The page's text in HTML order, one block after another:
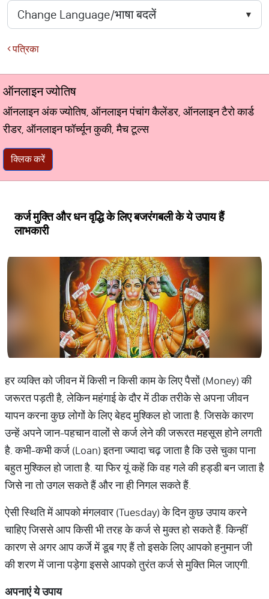
पत्रिका
ऑनलाइन ज्योतिष
ऑनलाइन अंक ज्योतिष, ऑनलाइन पंचांग कैलेंडर, ऑनलाइन टैरो कार्ड
रीडर, ऑनलाइन फॉर्च्यून कुकी, मैच टूल्स
क्लिक करें
कर्ज मुक्ति और धन वृद्धि के लिए बजरंगबली के ये उपाय हैं
लाभकारी
हर व्यक्ति को जीवन में किसी न किसी काम के लिए पैसों (Money) की
जरूरत पड़ती है, लेकिन महंगाई के दौर में ठीक तरीके से अपना जीवन
यापन करना कुछ लोगों के लिए बेहद मुश्किल हो जाता है. जिसके कारण
उन्हें अपने जान-पहचान वालों से कर्ज लेने की जरूरत महसूस होने लगती
है. कभी-कभी कर्ज (Loan) इतना ज्यादा चढ़ जाता है कि उसे चुका पाना
बहुत मुश्किल हो जाता है. या फिर यूं कहें कि वह गले की हड्डी बन जाता है
जिसे ना तो उगल सकते हैं और ना ही निगल सकते हैं.
ऐसी स्थिति में आपको मंगलवार (Tuesday) के दिन कुछ उपाय करने
चाहिए जिससे आप किसी भी तरह के कर्ज से मुक्त हो सकते हैं. किन्हीं
कारण से अगर आप कर्जे में डूब गए हैं तो इसके लिए आपको हनुमान जी
की शरण में जाना पड़ेगा इससे आपको तुरंत कर्ज से मुक्ति मिल जाएगी.
अपनाएंयेउपाय